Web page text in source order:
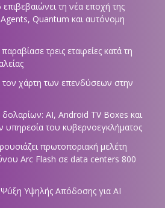
τη νέα εποχή της
Quantum και αυτόνομη
τρεις εταιρείες κατά τη
χάρτη των επενδύσεων στην
AI, Android TV Boxes και
υπηρεσία του κυβερνοεγκλήματος
πρωτοποριακή μελέτη
Arc Flash σε data centers 800
Υψηλής Απόδοσης για AI